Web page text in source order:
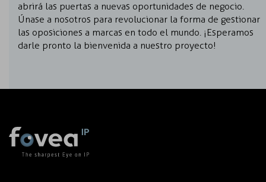
abrirá las puertas a nuevas oportunidades de negocio.
Únase a nosotros para revolucionar la forma de gestionar
las oposiciones a marcas en todo el mundo. ¡Esperamos
darle pronto la bienvenida a nuestro proyecto!